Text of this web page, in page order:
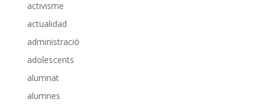
activisme
actualidad
administració
adolescents
alumnat
alumnes